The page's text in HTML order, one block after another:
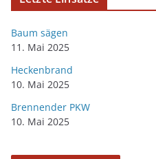
Baum sägen
11. Mai 2025
Heckenbrand
10. Mai 2025
Brennender PKW
10. Mai 2025